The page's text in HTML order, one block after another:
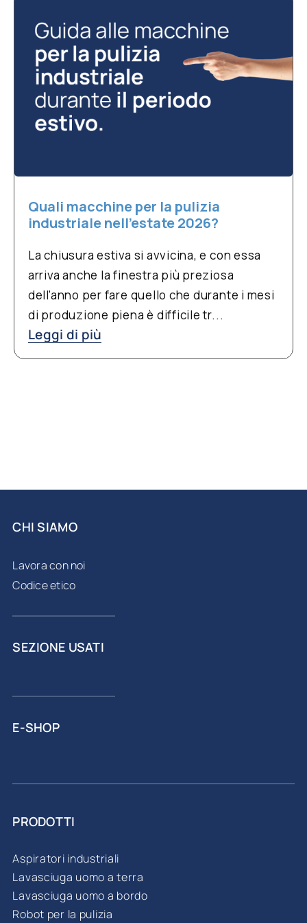
Quali macchine per la pulizia
industriale nell’estate 2026?
La chiusura estiva si avvicina, e con essa
arriva anche la finestra più preziosa
dell'anno per fare quello che durante i mesi
di produzione piena è difficile tr...
Leggi di più
CHI SIAMO
Lavora con noi
Codice etico
SEZIONE USATI
E-SHOP
PRODOTTI
Aspiratori industriali
Lavasciuga uomo a terra
Lavasciuga uomo a bordo
Robot per la pulizia